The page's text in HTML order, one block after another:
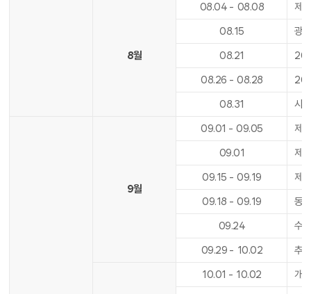
8월
08.04 - 08.08
제2
08.15
광
08.21
08.26 - 08.28
08.31 사
9월
09.01 - 09.05
제2
09.01
제2
09.15 - 09.19
제2
09.18 - 09.19
동
09.24
수
09.29 - 10.02 추
10.01 - 10.02
개